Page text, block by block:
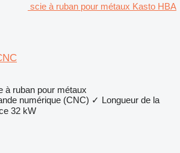
scie à ruban pour métaux Kasto HBA
à ruban pour métaux
numérique (CNC) ✓ Longueur de la
32 kW